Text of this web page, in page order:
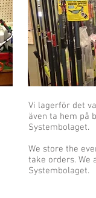
Vi lagerför det
även ta hem på
Systembolaget.
We store the
take orders. We
Systembolaget.